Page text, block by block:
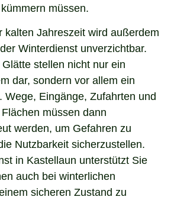
müssen.
kalten Jahreszeit wird außerdem
Winterdienst unverzichtbar.
stellen nicht nur ein
dar, sondern vor allem ein
Wege, Eingänge, Zufahrten und
müssen dann
werden, um Gefahren zu
Nutzbarkeit sicherzustellen.
in Kastellaun unterstützt Sie
auch bei winterlichen
sicheren Zustand zu